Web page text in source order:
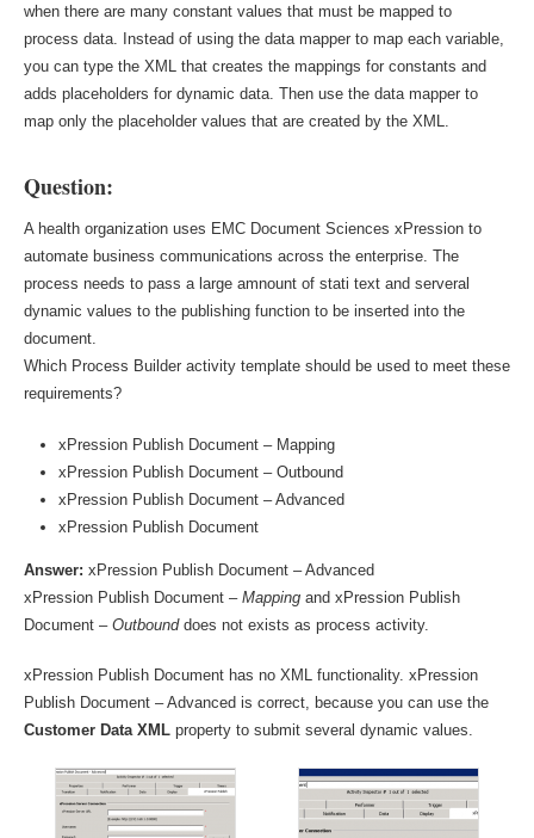
when there are many constant values that must be mapped to
process data. Instead of using the data mapper to map each variable,
you can type the XML that creates the mappings for constants and
adds placeholders for dynamic data. Then use the data mapper to
map only the placeholder values that are created by the XML.
Question:
A health organization uses EMC Document Sciences xPression to
automate business communications across the enterprise. The
process needs to pass a large amnount of stati text and serveral
dynamic values to the publishing function to be inserted into the
document.
Which Process Builder activity template should be used to meet these
requirements?
xPression Publish Document – Mapping
xPression Publish Document – Outbound
xPression Publish Document – Advanced
xPression Publish Document
Answer: xPression Publish Document – Advanced
xPression Publish Document – Mappingand xPression Publish
Document – Outbounddoes not exists as process activity.
xPression Publish Document has no XML functionality. xPression
Publish Document – Advanced is correct, because you can use the
Customer Data XMLproperty to submit several dynamic values.